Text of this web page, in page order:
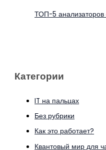
ТОП-5 анализаторов
Категории
IT на пальцах
Без рубрики
Как это работает?
Квантовый мир для